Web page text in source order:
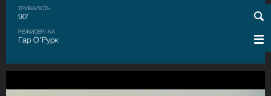
ТРИВАЛІСТЬ
90’
РЕЖИСЕР/-КА
Гар О’Рурк